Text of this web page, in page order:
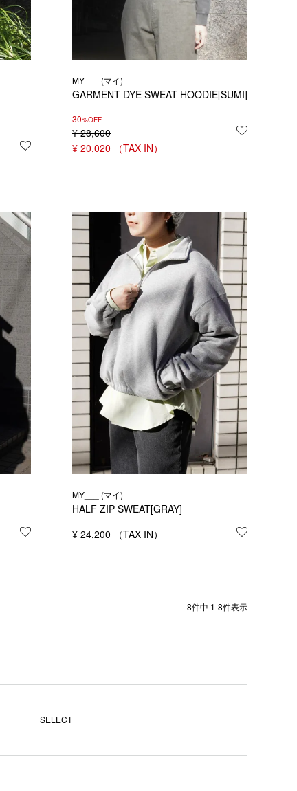
お気に入りに登録する
MY___ (マイ)
GARMENT DYE SWEAT HOODIE[SUMI]
30%OFF
¥ 28,600
¥ 20,020
お気に入りに登録する
MY___ (マイ)
HALF ZIP SWEAT[GRAY]
¥ 24,200
8件中 1-8件表示
SELECT